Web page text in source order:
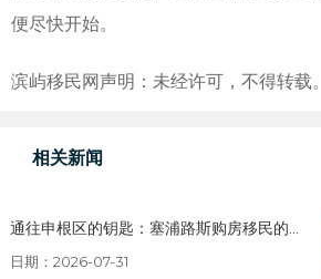
便尽快开始。
滨屿移民网声明：未经许可，不得转载。
相关新闻
通往申根区的钥匙：塞浦路斯购房移民的...
日期：2026-07-31